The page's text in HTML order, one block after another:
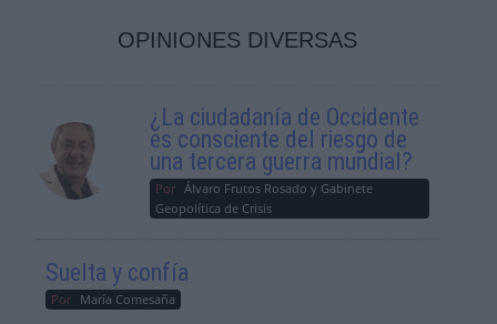
OPINIONES DIVERSAS
¿La ciudadanía de Occidente
es consciente del riesgo de
una tercera guerra mundial?
Por Álvaro Frutos Rosado y Gabinete
Geopolítica de Crisis
Suelta y confía
Por María Comesaña